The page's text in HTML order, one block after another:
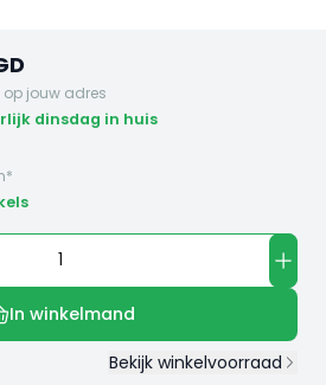
jouw adres
dinsdag in huis
In winkelmand
Bekijk winkelvoorraad